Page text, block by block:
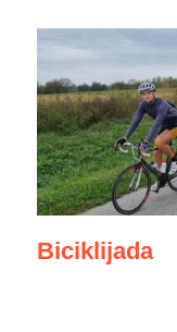
Biciklijada